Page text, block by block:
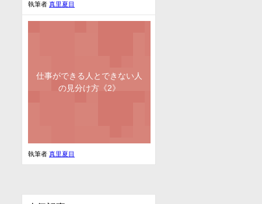
執筆者 真里夏目
仕事ができる人とできない人
の見分け方《2》
執筆者 真里夏目